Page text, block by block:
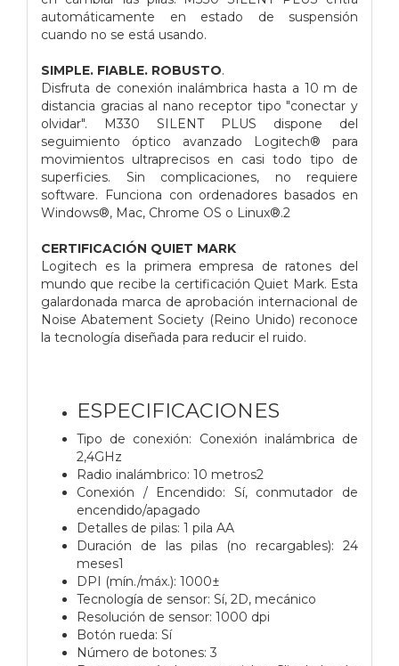
automáticamente en estado de suspensión
cuando no se está usando.
SIMPLE. FIABLE. ROBUSTO.
Disfruta de conexión inalámbrica hasta a 10 m de
distancia gracias al nano receptor tipo "conectar y
olvidar". M330 SILENT PLUS dispone del
seguimiento óptico avanzado Logitech® para
movimientos ultraprecisos en casi todo tipo de
superficies. Sin complicaciones, no requiere
software. Funciona con ordenadores basados en
Windows®, Mac, Chrome OS o Linux®.2
CERTIFICACIÓN QUIET MARK
Logitech es la primera empresa de ratones del
mundo que recibe la certificación Quiet Mark. Esta
galardonada marca de aprobación internacional de
Noise Abatement Society (Reino Unido) reconoce
la tecnología diseñada para reducir el ruido.
ESPECIFICACIONES
Tipo de conexión: Conexión inalámbrica de
2,4GHz
Radio inalámbrico: 10 metros2
Conexión / Encendido: Sí, conmutador de
encendido/apagado
Detalles de pilas: 1 pila AA
Duración de las pilas (no recargables): 24
meses1
DPI (mín./máx.): 1000±
Tecnología de sensor: Sí, 2D, mecánico
Resolución de sensor: 1000 dpi
Botón rueda: Sí
Número de botones: 3